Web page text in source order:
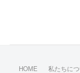
HOME 私たちに